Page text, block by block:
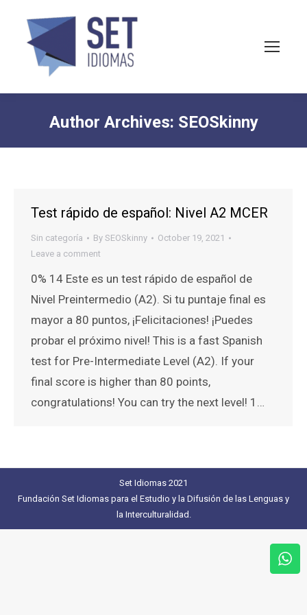
Author Archives: SEOSkinny
You are here:
Test rápido de español: Nivel A2 MCER
Sin categoría By SEOSkinny
October 19, 2021
Leave a comment
0% 14 Este es un test rápido de español de
Nivel Preintermedio (A2). Si tu puntaje final es
mayor a 80 puntos, ¡Felicitaciones! ¡Puedes
probar el próximo nivel! This is a fast Spanish
test for Pre-Intermediate Level (A2). If your
final score is higher than 80 points,
congratulations! You can try the next level! 1…
Set Idiomas 2021
Fundación Set Idiomas para el Estudio y la Difusión de las Lenguas y
la Interculturalidad.